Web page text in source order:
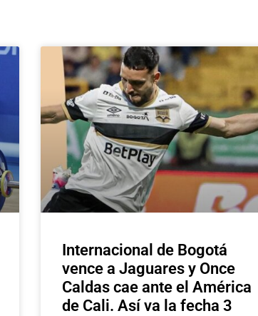
Internacional de Bogotá
vence a Jaguares y Once
Caldas cae ante el América
de Cali. Así va la fecha 3